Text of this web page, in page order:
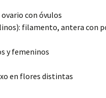
con óvulos
filamento, antera con
y femeninos
en flores distintas